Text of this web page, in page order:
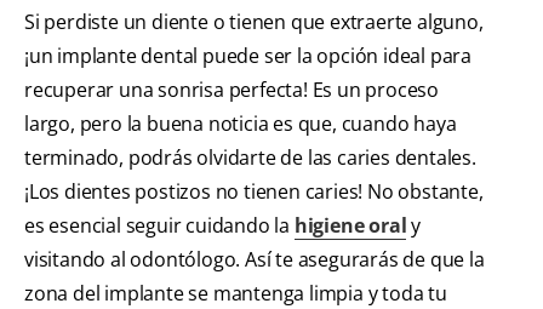
Si perdiste un diente o tienen que extraerte alguno,
¡un implante dental puede ser la opción ideal para
recuperar una sonrisa perfecta! Es un proceso
largo, pero la buena noticia es que, cuando haya
terminado, podrás olvidarte de las caries dentales.
¡Los dientes postizos no tienen caries! No obstante,
es esencial seguir cuidando la higiene oraly
visitando al odontólogo. Así te asegurarás de que la
zona del implante se mantenga limpia y toda tu